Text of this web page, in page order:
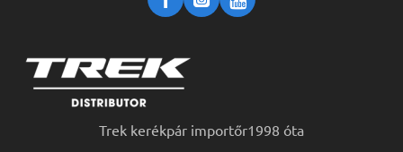
Trek kerékpár importőr1998 óta